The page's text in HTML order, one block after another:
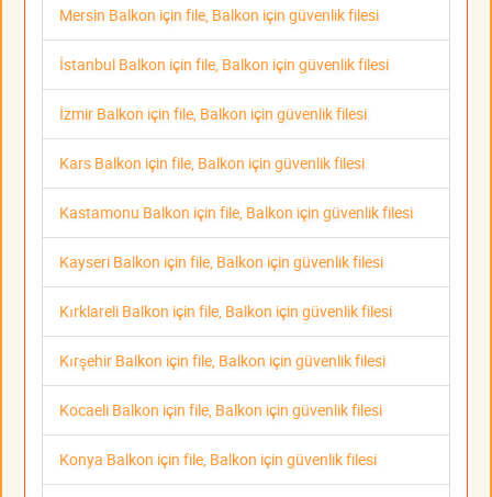
Mersin Balkon için file, Balkon için güvenlik filesi
İstanbul Balkon için file, Balkon için güvenlik filesi
İzmir Balkon için file, Balkon için güvenlik filesi
Kars Balkon için file, Balkon için güvenlik filesi
Kastamonu Balkon için file, Balkon için güvenlik filesi
Kayseri Balkon için file, Balkon için güvenlik filesi
Kırklareli Balkon için file, Balkon için güvenlik filesi
Kırşehir Balkon için file, Balkon için güvenlik filesi
Kocaeli Balkon için file, Balkon için güvenlik filesi
Konya Balkon için file, Balkon için güvenlik filesi